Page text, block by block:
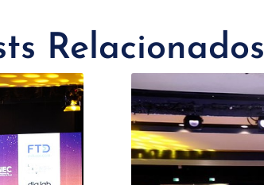
Relacionados